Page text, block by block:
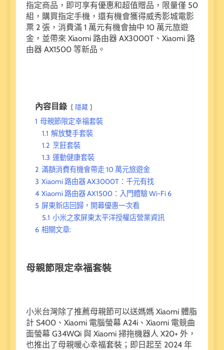
指定商品，即可享有優惠和超值贈品，限量僅 50
組，購買指定手機，還有機會獲得威秀影城電影
票 2 張，消費滿 1 萬元有機會抽中 10 萬元旅遊
金，並帶來 Xiaomi 路由器 AX3000T、Xiaomi 路
由器 AX1500 等新品。
內容目錄 隱藏
1 母親節限定幸福套裝
1.1 解放雙手套裝
1.2 烹飪套裝
1.3 運動健康套裝
2 滿額消費有機會帶走 10 萬元旅遊金
3 Xiaomi 路由器 AX3000T：千元有找
4 Xiaomi 路由器 AX1500：入門體驗 Wi-Fi 6
5 屏東新店回歸，開幕優惠一次看
5.1 小米之家屏東太平洋授權店營業資訊
6 相關文章:
母親節限定幸福套裝
小米台灣除了推薦母親節可以送媽媽 Xiaomi 體脂
計 S400、Xiaomi 電腦螢幕 A24i、Xiaomi 電競曲
面螢幕 G34WQi 與 Xiaomi 掃拖機器人 X20+ 外，
也推出了母親暖心幸福套裝；即日起至 2024 年